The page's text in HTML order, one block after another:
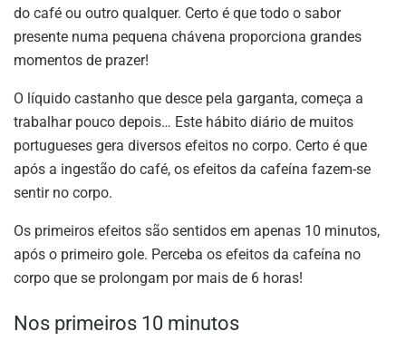
do café ou outro qualquer. Certo é que todo o sabor
presente numa pequena chávena proporciona grandes
momentos de prazer!
O líquido castanho que desce pela garganta, começa a
trabalhar pouco depois… Este hábito diário de muitos
portugueses gera diversos efeitos no corpo. Certo é que
após a ingestão do café, os efeitos da cafeína fazem-se
sentir no corpo.
Os primeiros efeitos são sentidos em apenas 10 minutos,
após o primeiro gole. Perceba os efeitos da cafeína no
corpo que se prolongam por mais de 6 horas!
Nos primeiros 10 minutos